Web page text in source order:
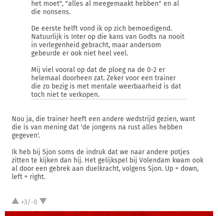
het moet", "alles al meegemaakt hebben" en al
die nonsens.
De eerste helft vond ik op zich bemoedigend.
Natuurlijk is Inter op die kans van Godts na nooit
in verlegenheid gebracht, maar andersom
gebeurde er ook niet heel veel.
Mij viel vooral op dat de ploeg na de 0-2 er
helemaal doorheen zat. Zeker voor een trainer
die zo bezig is met mentale weerbaarheid is dat
toch niet te verkopen.
Nou ja, die trainer heeft een andere wedstrijd gezien, want
die is van mening dat 'de jongens na rust alles hebben
gegeven'.
Ik heb bij Sjon soms de indruk dat we naar andere potjes
zitten te kijken dan hij. Het gelijkspel bij Volendam kwam ook
al door een gebrek aan duelkracht, volgens Sjon. Up = down,
left = right.
+3/-0